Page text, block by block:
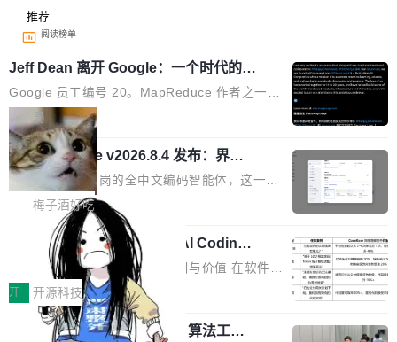
推荐
阅读榜单
Jeff Dean 离开 Google：一个时代的结
束，一个实验室的开始
Google 员工编号 20。MapReduce 作者之一。
Bigtable 作者之一。TensorFlow 的作者之一。
Gemini 的架构师。Google 首席科学家。 Jeff D
ean 在 Google 工作了 27 年后，宣布离职。 他
不是一个人走。一同离开的还有 Sanjay Ghema
wat（Google 员工编号 23，Jeff Dean 二十多
年的编程搭档，MapReduce 和 Bigtable 的共同
作者）、Quoc Le（Google 大脑核心成员，Se
q2Seq 和 DocAI 的共同发明人）以及 Oriol Vin
yals（Gemini 联合负责人，AlphaSta...
局
🔥 SolonCode v2026.8.4 发布：界面
字体可调、22 种语言、记忆搜索增强
打开终端就能上岗的全中文编码智能体，这一轮
把「看得清、用母语、记得住」三件事一次补
齐。 SolonCode 是什么 SolonCode 是杭州无
耳科技研发的企业级终端编码智能体——一位全
中文驱动的数字员工，自主理解需求、规划步
骤、编写代码。不挑模型、不挑平台，curl 一行
装完即用。 开源地址：Gitee · GitCode · GitHu
b 安装 支持 Java 8+（8~26）、macOS / Linu
梅子酒好吃
让“代码语义理解”深度释放AI Coding
价值潜能：华为云码道（CodeArts）
代码仓技术解析
一、代码仓深度理解技术的作用与价值 在软件工
程实践中，代码仓是企业核心知识资产的主要载
体。企业级代码仓库通常包含数十万乃至数百万
个文件，其规模远超单次模型调用可承载的上下
开 开源科技
一条“删库”命令跑 17 小时，算法工程